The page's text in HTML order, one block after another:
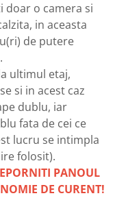
doar o camera si
in aceasta
de putere
ultimul etaj,
si in acest caz
dublu, iar
fata de cei ce
lucru se intimpla
folosit).
PANOUL
DE CURENT!